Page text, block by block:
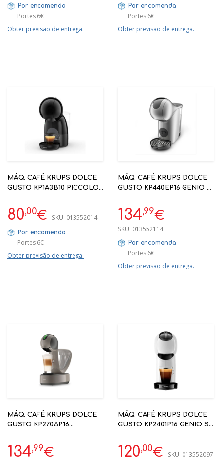
Por encomenda
Portes 6€
Obter previsão de entrega.
Por encomenda
Portes 6€
Obter previsão de entrega.
MÁQ. CAFÉ KRUPS DOLCE
GUSTO KP1A3B10 PICCOLO
80,00€ SKU: 013552014
Por encomenda
Portes 6€
Obter previsão de entrega.
MÁQ. CAFÉ KRUPS DOLCE
GUSTO KP440EP16 GENIO S
134,99€
SKU: 013552114
Por encomenda
Portes 6€
Obter previsão de entrega.
MÁQ. CAFÉ KRUPS DOLCE
GUSTO KP270AP16
134,99€
MÁQ. CAFÉ KRUPS DOLCE
GUSTO KP2401P16 GENIO S
120,00€ SKU: 013552097